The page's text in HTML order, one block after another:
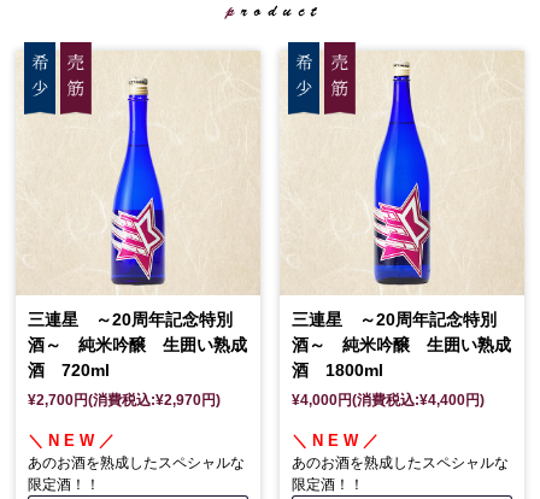
三連星 ～20周年記念特別
酒～ 純米吟醸 生囲い熟成
酒 720ml
¥2,700円(消費税込:¥2,970円)
＼ N E W ／
あのお酒を熟成したスペシャルな
限定酒！！
三連星 ～20周年記念特別
酒～ 純米吟醸 生囲い熟成
酒 1800ml
¥4,000円(消費税込:¥4,400円)
＼ N E W ／
あのお酒を熟成したスペシャルな
限定酒！！